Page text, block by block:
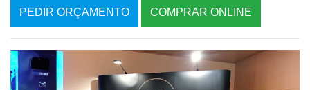
PEDIR ORÇAMENTO COMPRAR ONLINE